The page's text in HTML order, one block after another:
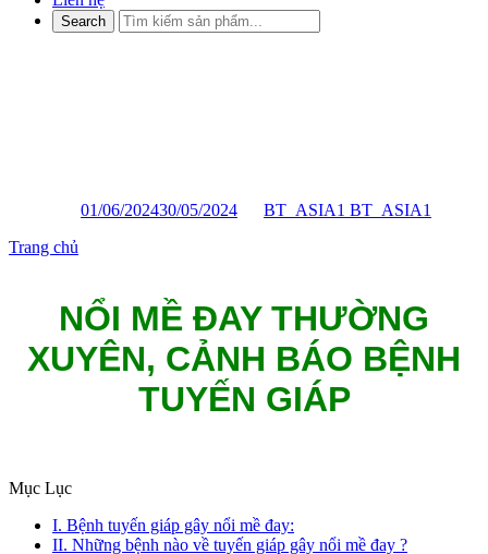
01/06/202430/05/2024
BT_ASIA1 BT_ASIA1
Trang chủ
NỔI MỀ ĐAY THƯỜNG
XUYÊN, CẢNH BÁO BỆNH
TUYẾN GIÁP
Mục Lục
I. Bệnh tuyến giáp gây nổi mề đay:
II. Những bệnh nào về tuyến giáp gây nổi mề đay ?